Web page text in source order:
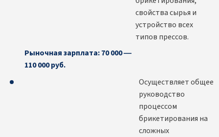
свойства сырья и
устройство всех
типов прессов.
Рыночная зарплата: 70 000 —
110 000 руб.
Осуществляет общее
руководство
процессом
брикетирования на
сложных